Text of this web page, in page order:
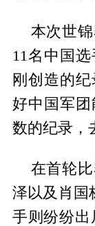
本次世
11名中国
刚创造的
好中国军团
数的纪录，
在首轮
泽以及肖国
手则纷纷出